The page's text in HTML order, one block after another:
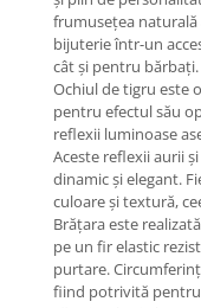
Coliere cu Stea
Coliere cu Soare
Coliere cu Semilună
Coliere cu Zodii
Coliere cu Flori
Coliere cu Animale
Coliere cu Molecule
Coliere Diverse
BRĂȚĂRI
frumusețea
bijuterie într-un
cât și pentru bărbați.
Ochiul de tigru este
pentru efectul său
reflexii luminoase
Aceste reflexii aurii
dinamic și elegant.
culoare și textură,
Brățara este
pe un fir elastic
purtare.
fiind potrivită